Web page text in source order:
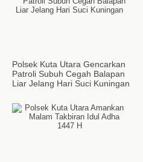
Polsek Kuta Utara Gencarkan
Patroli Subuh Cegah Balapan
Liar Jelang Hari Suci Kuningan